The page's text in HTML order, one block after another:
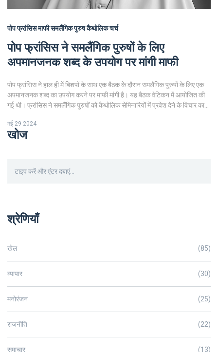
पोप फ्रांसिसमाफीसमलैंगिक पुरुषकैथोलिक चर्च
पोप फ्रांसिस ने समलैंगिक पुरुषों के लिए
अपमानजनक शब्द के उपयोग पर मांगी माफी
पोप फ्रांसिस ने हाल ही में बिशपों के साथ एक बैठक के दौरान समलैंगिक पुरुषों के लिए एक
अपमानजनक शब्द का उपयोग करने पर माफी मांगी है। यह बैठक वेटिकन में आयोजित की
गई थी। फ्रांसिस ने समलैंगिक पुरुषों को कैथोलिक सेमिनारियों में प्रवेश देने के विचार का
की नकारात्मक शिक्षाओं के कारण लोग चर्च से दूर हो रहे हैं।
मई 29 2024
खोज
श्रेणियाँ
खेल (85)
व्यापार (30)
मनोरंजन (25)
राजनीति (22)
समाचार (13)